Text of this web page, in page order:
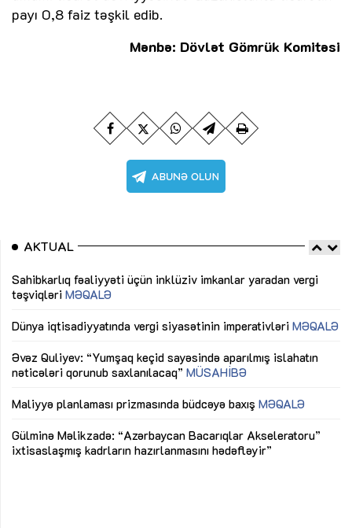
payı 0,8 faiz təşkil edib.
Mənbə: Dövlət Gömrük Komitəsi
AKTUAL
Sahibkarlıq fəaliyyəti üçün inklüziv imkanlar yaradan vergi
təşviqləriMƏQALƏ
Dünya iqtisadiyyatında vergi siyasətinin imperativləri MƏQALƏ
Əvəz Quliyev: “Yumşaq keçid sayəsində aparılmış islahatın
nəticələri qorunub saxlanılacaq” MÜSAHİBƏ
Maliyyə planlaması prizmasında büdcəyə baxış MƏQALƏ
Gülminə Məlikzadə: “Azərbaycan Bacarıqlar Akseleratoru”
ixtisaslaşmış kadrların hazırlanmasını hədəfləyir”